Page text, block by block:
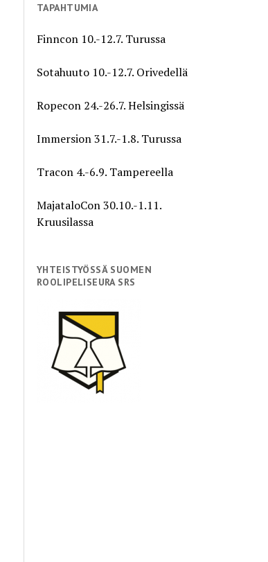
TAPAHTUMIA
Finncon 10.-12.7. Turussa
Sotahuuto 10.-12.7. Orivedellä
Ropecon 24.-26.7. Helsingissä
Immersion 31.7.-1.8. Turussa
Tracon 4.-6.9. Tampereella
MajataloCon 30.10.-1.11.
Kruusilassa
YHTEISTYÖSSÄ SUOMEN
ROOLIPELISEURA SRS